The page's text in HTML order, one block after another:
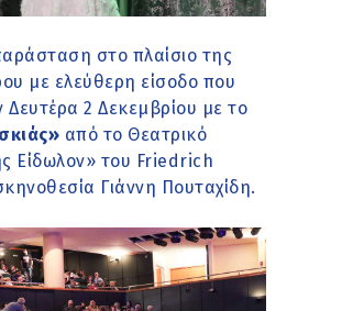
στο πλαίσιο της
με ελεύθερη είσοδο που
Δευτέρα 2 Δεκεμβρίου με το
από το Θεατρικό
Είδωλον» του Friedrich
Γιάννη Πουταχίδη.